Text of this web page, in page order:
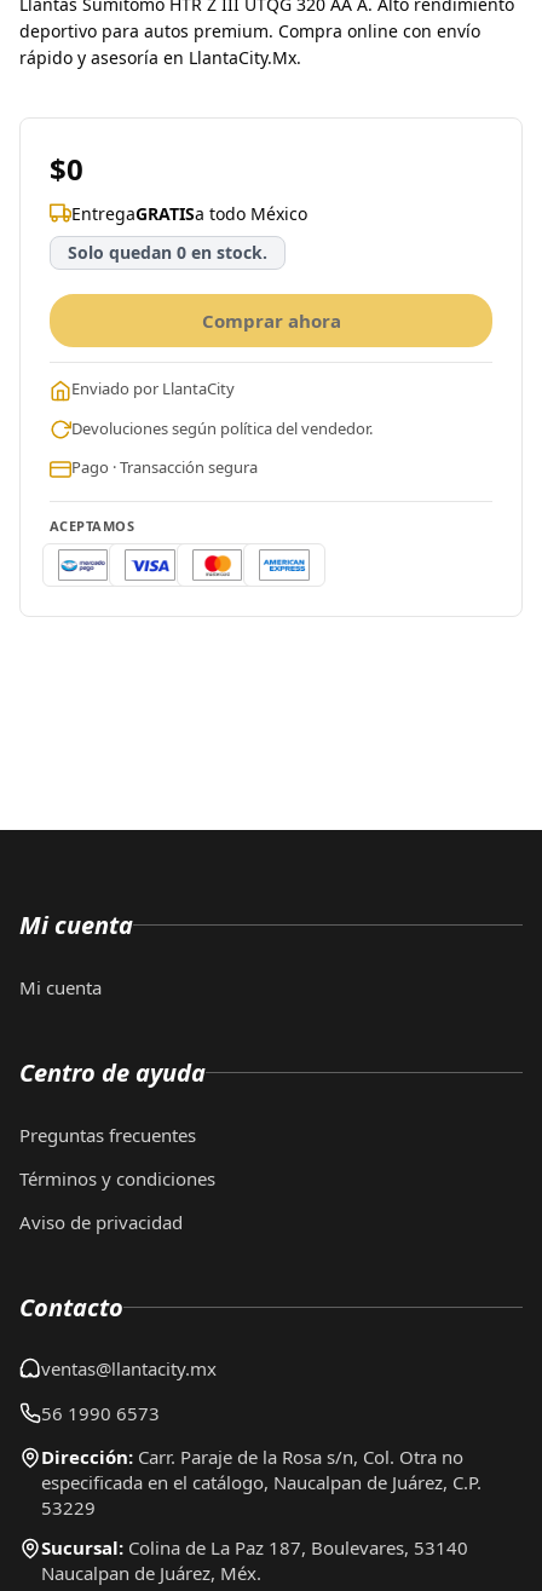
deportivo para autos premium. Compra online con envío
rápido y asesoría en LlantaCity.Mx.
$0
EntregaGRATISa todo México
Solo quedan 0 en stock.
Comprar ahora
Enviado por LlantaCity
Devoluciones según política del vendedor.
Pago · Transacción segura
ACEPTAMOS
Mi cuenta
Mi cuenta
Centro de ayuda
Preguntas frecuentes
Términos y condiciones
Aviso de privacidad
Contacto
ventas@llantacity.mx
56 1990 6573
Dirección: Carr. Paraje de la Rosa s/n, Col. Otra no
especificada en el catálogo, Naucalpan de Juárez, C.P.
53229
Sucursal: Colina de La Paz 187, Boulevares, 53140
Naucalpan de Juárez, Méx.